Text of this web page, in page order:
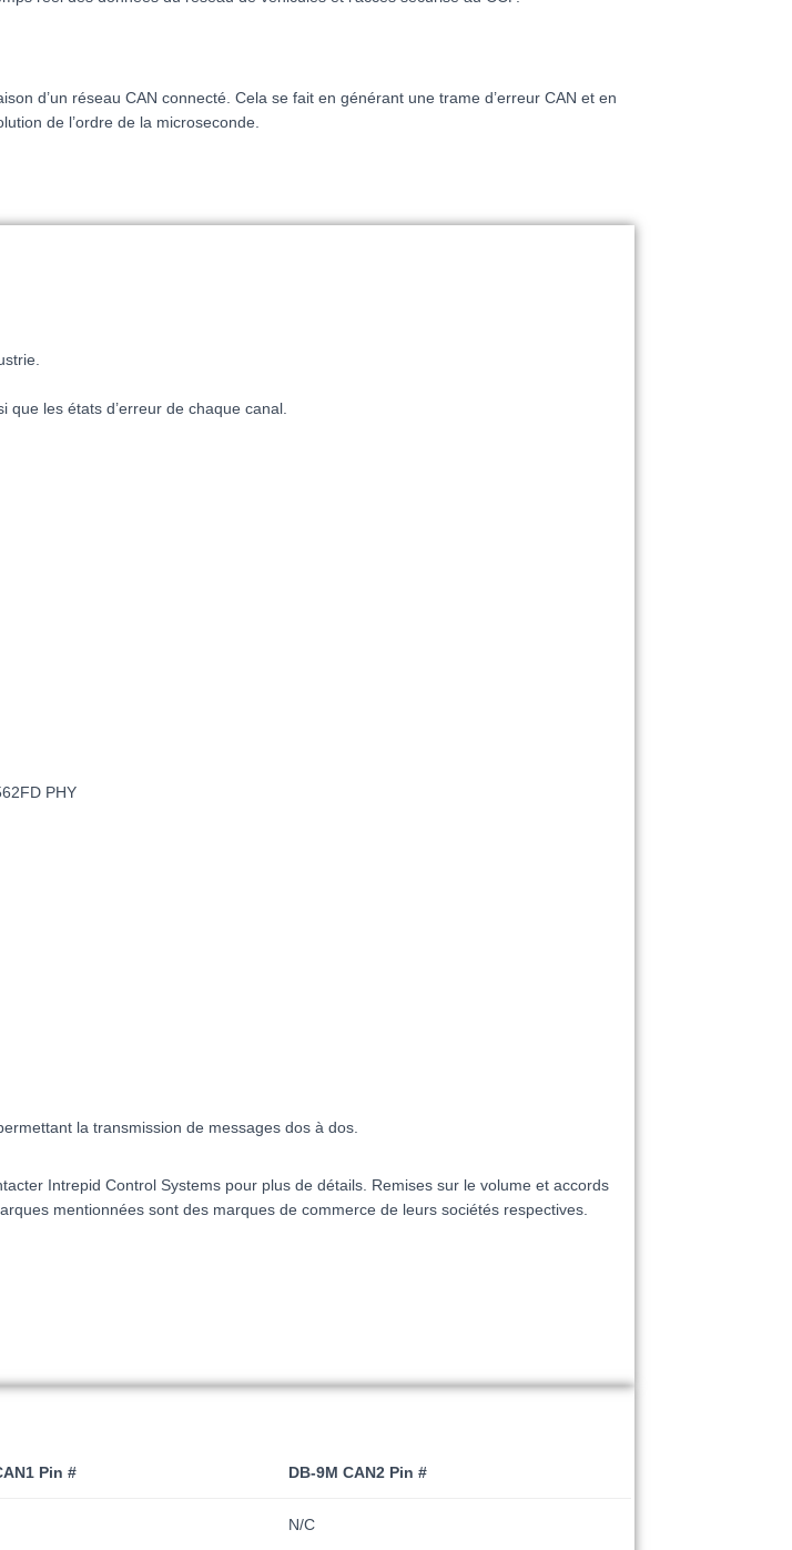
d’un réseau CAN connecté. Cela se fait en générant une trame d’erreur CAN et en
de l’ordre de la microseconde.
les états d’erreur de chaque canal.
PHY
la transmission de messages dos à dos.
Intrepid Control Systems pour plus de détails. Remises sur le volume et accords
mentionnées sont des marques de commerce de leurs sociétés respectives.
Pin # DB-9M CAN2 Pin #
N/C